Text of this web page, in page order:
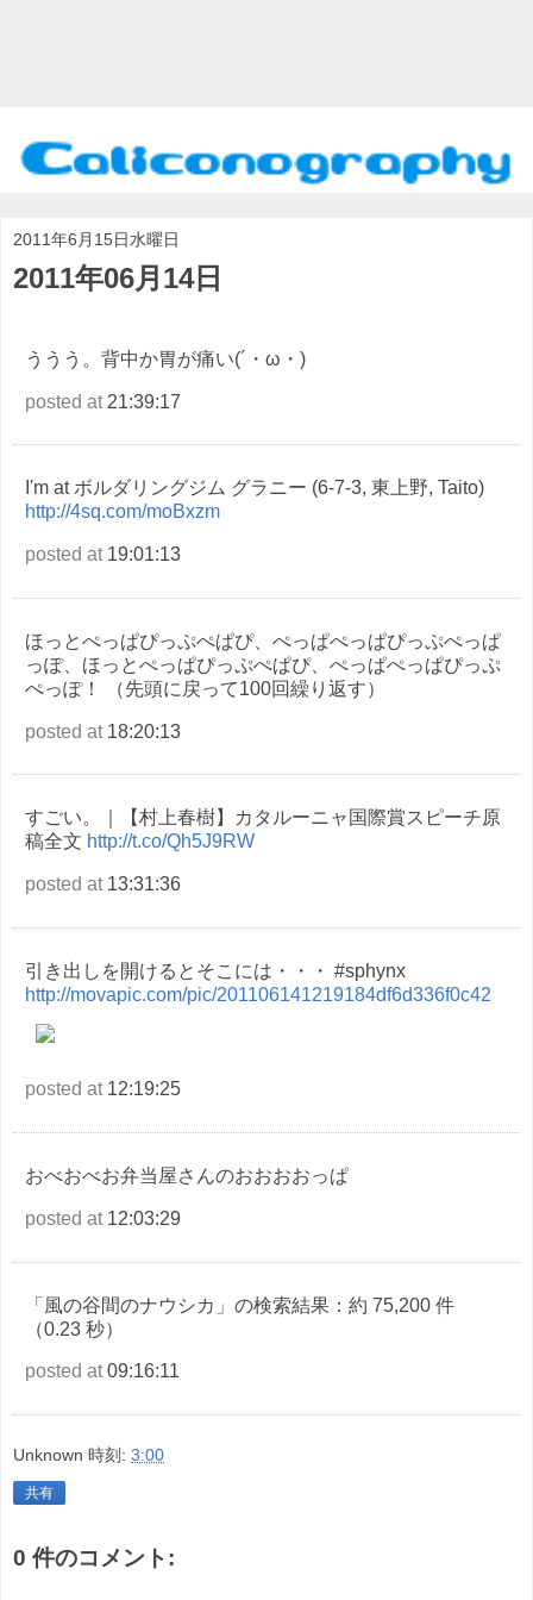
2011年6月15日水曜日
2011年06月14日
ううう。背中か胃が痛い(´・ω・)
posted at21:39:17
I'm at ボルダリングジム グラニー (6-7-3, 東上野, Taito)
http://4sq.com/moBxzm
posted at19:01:13
ほっとぺっぱぴっぷぺぱぴ、ぺっぱぺっぱぴっぷぺっぱ
っぽ、ほっとぺっぱぴっぷぺぱぴ、ぺっぱぺっぱぴっぷ
ぺっぽ！ （先頭に戻って100回繰り返す）
posted at18:20:13
すごい。｜【村上春樹】カタルーニャ国際賞スピーチ原
稿全文 http://t.co/Qh5J9RW
posted at13:31:36
引き出しを開けるとそこには・・・ #sphynx
http://movapic.com/pic/201106141219184df6d336f0c42
posted at12:19:25
おべおべお弁当屋さんのおおおおっぱ
posted at12:03:29
「風の谷間のナウシカ」の検索結果：約 75,200 件
（0.23 秒）
posted at09:16:11
Unknown 時刻: 3:00
共有
0 件のコメント: